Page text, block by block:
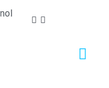
vie privée
nécessaires au